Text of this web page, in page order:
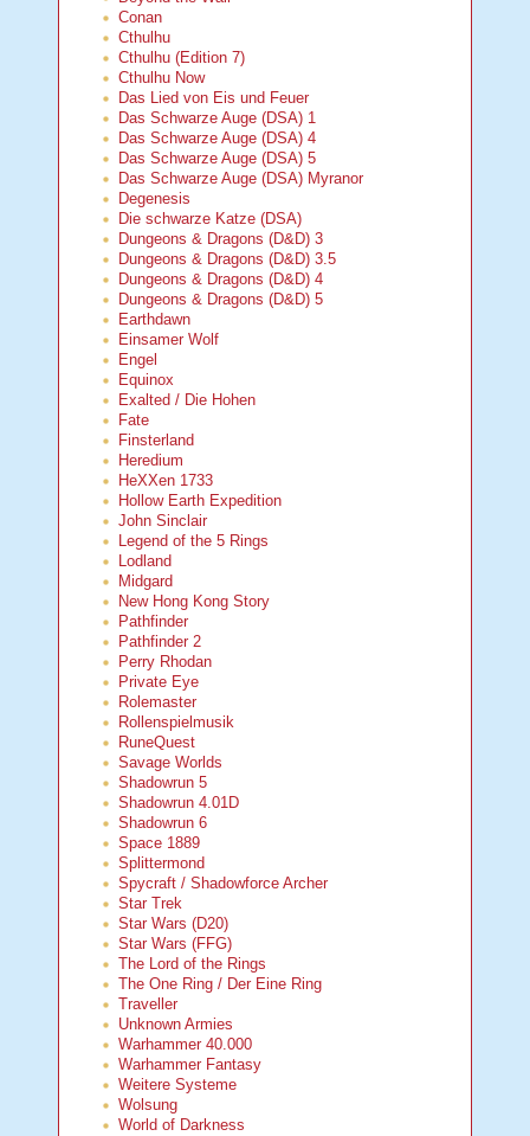
Conan
Cthulhu
Cthulhu (Edition 7)
Cthulhu Now
Das Lied von Eis und Feuer
Das Schwarze Auge (DSA) 1
Das Schwarze Auge (DSA) 4
Das Schwarze Auge (DSA) 5
Das Schwarze Auge (DSA) Myranor
Degenesis
Die schwarze Katze (DSA)
Dungeons & Dragons (D&D) 3
Dungeons & Dragons (D&D) 3.5
Dungeons & Dragons (D&D) 4
Dungeons & Dragons (D&D) 5
Earthdawn
Einsamer Wolf
Engel
Equinox
Exalted / Die Hohen
Fate
Finsterland
Heredium
HeXXen 1733
Hollow Earth Expedition
John Sinclair
Legend of the 5 Rings
Lodland
Midgard
New Hong Kong Story
Pathfinder
Pathfinder 2
Perry Rhodan
Private Eye
Rolemaster
Rollenspielmusik
RuneQuest
Savage Worlds
Shadowrun 5
Shadowrun 4.01D
Shadowrun 6
Space 1889
Splittermond
Spycraft / Shadowforce Archer
Star Trek
Star Wars (D20)
Star Wars (FFG)
The Lord of the Rings
The One Ring / Der Eine Ring
Traveller
Unknown Armies
Warhammer 40.000
Warhammer Fantasy
Weitere Systeme
Wolsung
World of Darkness